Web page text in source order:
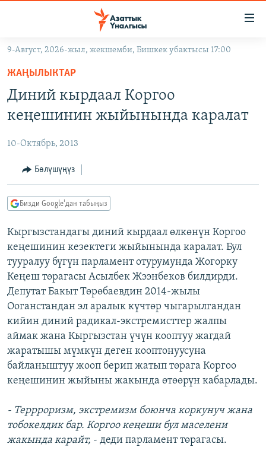
Навигацияга
өтүңүз
Издөөгө
салыңыз
ЭКОНОМИКА
МАДАНИЯТ
ДҮЙНӨ
БОРБОР АЗИЯ
АТАЙЫН ИЛИКТӨӨ
ТВ ПРОГРАММАЛАР
ЭКСПЕРТТЕР ТАЛДАЙТ
БИЗ ЖАНА ДҮЙНӨ
ДАНИСТЕ
ЭЖЕ-СИҢДИЛЕР
АЗАТТЫК+
ЫҢГАЙСЫЗ СУРООЛОР
ӨЗГӨЧӨ ПИКИР
Русский
ОНЛАЙН ШЕРИНЕ
ЭЕ/АРнун бардык сайттары
9-Август, 2026-жыл, жекшемби, Бишкек убактысы 17:00
ЖАҢЫЛЫКТАР
Диний кырдаал Коргоо
кеңешинин жыйынында каралат
10-Октябрь, 2013
Бөлүшүңүз
Бизди Google'дан табыңыз
Кыргызстандагы диний кырдаал өлкөнүн Коргоо
кеңешинин кезектеги жыйынында каралат. Бул
тууралуу бүгүн парламент отурумунда Жогорку
Кеңеш төрагасы Асылбек Жээнбеков билдирди.
Депутат Бакыт Төрөбаевдин 2014-жылы
Ооганстандан эл аралык күчтөр чыгарылгандан
кийин диний радикал-экстремисттер жалпы
аймак жана Кыргызстан үчүн кооптуу жагдай
жаратышы мүмкүн деген кооптонуусуна
байланыштуу жооп берип жатып төрага Коргоо
кеңешинин жыйыны жакында өтөөрүн кабарлады.
- Террроризм, экстремизм боюнча коркунуч жана
тобокелдик бар. Коргоо кеңеши бул маселени
жакында карайт, - деди парламент төрагасы.